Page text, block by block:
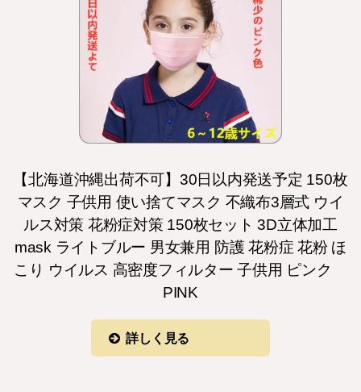
【北海道沖縄出荷不可】30日以内発送予定 150枚
マスク 子供用 使い捨てマスク 不織布3層式 ウイ
ルス対策 花粉症対策 150枚セット 3D立体加工
mask ライトブルー 男女兼用 防護 花粉症 花粉 ほ
こり ウイルス 高密度フィルター 子供用 ピンク
PINK
詳しく見る